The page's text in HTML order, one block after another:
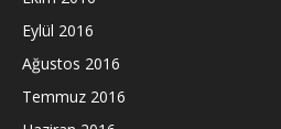
Eylül 2016
Ağustos 2016
Temmuz 2016